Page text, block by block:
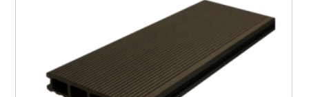
Профнастил, штакет, 3D ограждения
Вентиляция